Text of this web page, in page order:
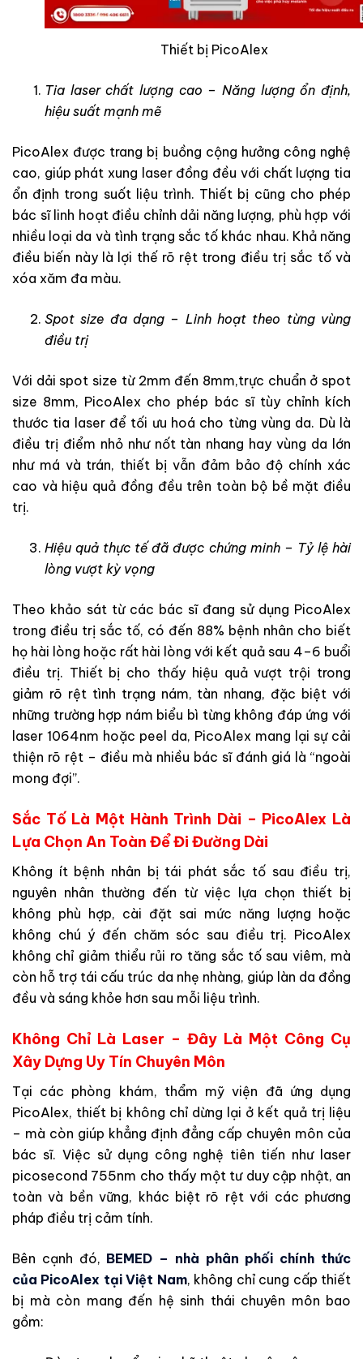
Thiết bị PicoAlex
Tia laser chất lượng cao – Năng lượng ổn định,
hiệu suất mạnh mẽ
PicoAlex được trang bị buồng cộng hưởng công nghệ
cao, giúp phát xung laser đồng đều với chất lượng tia
ổn định trong suốt liệu trình. Thiết bị cũng cho phép
bác sĩ linh hoạt điều chỉnh dải năng lượng, phù hợp với
nhiều loại da và tình trạng sắc tố khác nhau. Khả năng
điều biến này là lợi thế rõ rệt trong điều trị sắc tố và
xóa xăm đa màu.
Spot size đa dạng – Linh hoạt theo từng vùng
điều trị
Với dải spot size từ 2mm đến 8mm,trực chuẩn ở spot
size 8mm, PicoAlex cho phép bác sĩ tùy chỉnh kích
thước tia laser để tối ưu hoá cho từng vùng da. Dù là
điều trị điểm nhỏ như nốt tàn nhang hay vùng da lớn
như má và trán, thiết bị vẫn đảm bảo độ chính xác
cao và hiệu quả đồng đều trên toàn bộ bề mặt điều
trị.
Hiệu quả thực tế đã được chứng minh – Tỷ lệ hài
lòng vượt kỳ vọng
Theo khảo sát từ các bác sĩ đang sử dụng PicoAlex
trong điều trị sắc tố, có đến 88% bệnh nhân cho biết
họ hài lòng hoặc rất hài lòng với kết quả sau 4–6 buổi
điều trị. Thiết bị cho thấy hiệu quả vượt trội trong
giảm rõ rệt tình trạng nám, tàn nhang, đặc biệt với
những trường hợp nám biểu bì từng không đáp ứng với
laser 1064nm hoặc peel da, PicoAlex mang lại sự cải
thiện rõ rệt – điều mà nhiều bác sĩ đánh giá là “ngoài
mong đợi”.
Sắc Tố Là Một Hành Trình Dài – PicoAlex Là
Lựa Chọn An Toàn Để Đi Đường Dài
Không ít bệnh nhân bị tái phát sắc tố sau điều trị,
nguyên nhân thường đến từ việc lựa chọn thiết bị
không phù hợp, cài đặt sai mức năng lượng hoặc
không chú ý đến chăm sóc sau điều trị. PicoAlex
không chỉ giảm thiểu rủi ro tăng sắc tố sau viêm, mà
còn hỗ trợ tái cấu trúc da nhẹ nhàng, giúp làn da đồng
đều và sáng khỏe hơn sau mỗi liệu trình.
Không Chỉ Là Laser – Đây Là Một Công Cụ
Xây Dựng Uy Tín Chuyên Môn
Tại các phòng khám, thẩm mỹ viện đã ứng dụng
PicoAlex, thiết bị không chỉ dừng lại ở kết quả trị liệu
– mà còn giúp khẳng định đẳng cấp chuyên môn của
bác sĩ. Việc sử dụng công nghệ tiên tiến như laser
picosecond 755nm cho thấy một tư duy cập nhật, an
toàn và bền vững, khác biệt rõ rệt với các phương
pháp điều trị cảm tính.
Bên cạnh đó, BEMED – nhà phân phối chính thức
của PicoAlex tại Việt Nam, không chỉ cung cấp thiết
bị mà còn mang đến hệ sinh thái chuyên môn bao
gồm: